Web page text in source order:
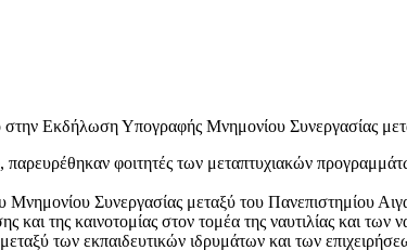
Εκδήλωση Υπογραφής Μνημονίου Συνεργασίας
, παρευρέθηκαν φοιτητές των μεταπτυχιακών
Συνεργασίας μεταξύ του Πανεπιστημίου
και της καινοτομίας στον τομέα της ναυτιλίας και των
των εκπαιδευτικών ιδρυμάτων και των